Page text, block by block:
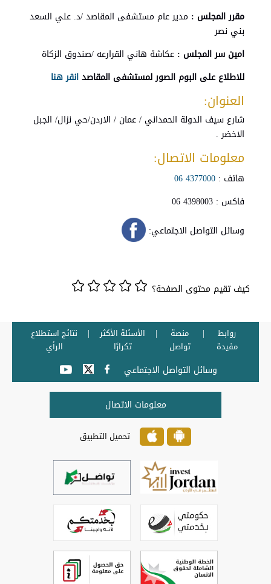
مقرر المجلس : مدير عام مستشفى المقاصد /د. علي السعد
بني نصر
امين سر المجلس : عكاشة هاني القرارعه /صندوق الزكاة
للاطلاع على البوم الصور لمستشفى المقاصدانقر هنا
العنوان:
شارع سيف الدولة الحمداني / عمان / الاردن/حي نزال/ الجبل
الاخضر .
معلومات الاتصال:
هاتف : 4377000 06
فاكس : 4398003 06
وسائل التواصل الاجتماعي:
كيف تقيم محتوى الصفحة؟
روابط
مفيدة
منصة
تواصل
الأسئلة الأكثر
تكرارًا
نتائج استطلاع
الرأي
وسائل التواصل الاجتماعي
معلومات الاتصال
تحميل التطبيق